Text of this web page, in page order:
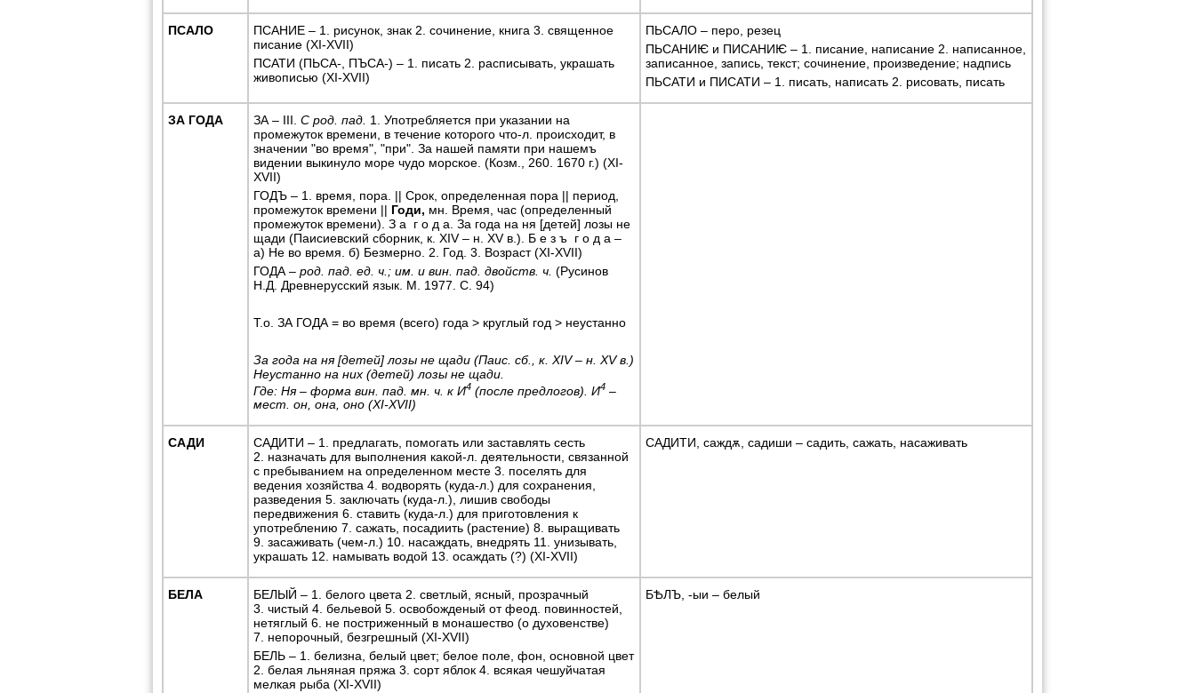
ПСАЛО
ПСАНИЕ – 1. рисунок, знак 2. сочинение, книга 3. священное
писание (XI-XVII)
ПСАТИ (ПЬСА-, ПЪСА-) – 1. писать 2. расписывать, украшать
живописью (XI-XVII)
ПЬСАЛО – перо, резец
ПЬСАНИѤ и ПИСАНИѤ – 1. писание, написание 2. написанное,
записанное, запись, текст; сочинение, произведение; надпись
ПЬСАТИ и ПИСАТИ – 1. писать, написать 2. рисовать, писать
ЗА ГОДА ЗА – III. С род. пад. 1. Употребляется при указании на
промежуток времени, в течение которого что-л. происходит, в
значении "во время", "при". За нашей памяти при нашемъ
видении выкинуло море чудо морское. (Козм., 260. 1670 г.) (XI-
XVII)
ГОДЪ – 1. время, пора. || Срок, определенная пора || период,
промежуток времени || Годи, мн. Время, час (определенный
промежуток времени). З а г о д а. За года на ня [детей] лозы не
щади (Паисиевский сборник, к. XIV – н. XV в.). Б е з ъ г о д а –
а) Не во время. б) Безмерно. 2. Год. 3. Возраст (XI-XVII)
ГОДА – род. пад. ед. ч.; им. и вин. пад. двойств. ч. (Русинов
Н.Д. Древнерусский язык. М. 1977. С. 94)
Т.о. ЗА ГОДА = во время (всего) года > круглый год > неустанно
За года на ня [детей] лозы не щади (Паис. сб., к. XIV – н. XV в.)
Неустанно на них (детей) лозы не щади.
Где: Ня – форма вин. пад. мн. ч. к И4 (после предлогов). И4 –
мест. он, она, оно (XI-XVII)
САДИ
САДИТИ – 1. предлагать, помогать или заставлять сесть
2. назначать для выполнения какой-л. деятельности, связанной
с пребыванием на определенном месте 3. поселять для
ведения хозяйства 4. водворять (куда-л.) для сохранения,
разведения 5. заключать (куда-л.), лишив свободы
передвижения 6. ставить (куда-л.) для приготовления к
употреблению 7. сажать, посадиить (растение) 8. выращивать
9. засаживать (чем-л.) 10. насаждать, внедрять 11. унизывать,
украшать 12. намывать водой 13. осаждать (?) (XI-XVII)
САДИТИ, саждѫ, садиши – садить, сажать, насаживать
БЕЛА
БЕЛЫЙ – 1. белого цвета 2. светлый, ясный, прозрачный
3. чистый 4. бельевой 5. освобожденый от феод. повинностей,
нетяглый 6. не постриженный в монашество (о духовенстве)
7. непорочный, безгрешный (XI-XVII)
БЕЛЬ – 1. белизна, белый цвет; белое поле, фон, основной цвет
2. белая льняная пряжа 3. сорт яблок 4. всякая чешуйчатая
мелкая рыба (XI-XVII)
БѢЛЪ, -ыи – белый